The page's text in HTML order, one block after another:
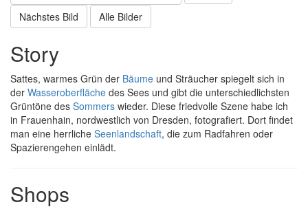
Nächstes Bild
Alle Bilder
Story
Sattes, warmes Grün der Bäume und Sträucher spiegelt sich in
der Wasseroberfläche des Sees und gibt die unterschiedlichsten
Grüntöne des Sommers wieder. Diese friedvolle Szene habe ich
in Frauenhain, nordwestlich von Dresden, fotografiert. Dort findet
man eine herrliche Seenlandschaft, die zum Radfahren oder
Spazierengehen einlädt.
Shops